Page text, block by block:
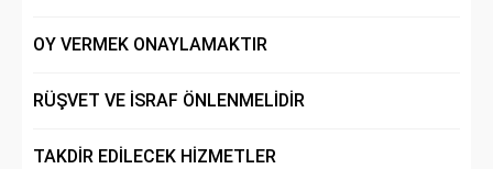
OY VERMEK ONAYLAMAKTIR
RÜŞVET VE İSRAF ÖNLENMELİDİR
TAKDİR EDİLECEK HİZMETLER